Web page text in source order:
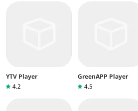
YTV Player
4.2
GreenAPP Player
4.5